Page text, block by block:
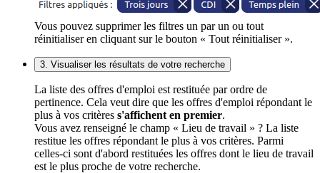
Vous pouvez supprimer les filtres un par un ou tout
réinitialiser en cliquant sur le bouton « Tout réinitialiser ».
3. Visualiser les résultats de votre recherche
La liste des offres d'emploi est restituée par ordre de
pertinence. Cela veut dire que les offres d'emploi répondant le
plus à vos critères s'affichent en premier.
Vous avez renseigné le champ « Lieu de travail » ? La liste
restitue les offres répondant le plus à vos critères. Parmi
celles-ci sont d'abord restituées les offres dont le lieu de travail
est le plus proche de votre recherche.